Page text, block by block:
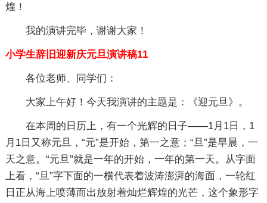
煌！
我的演讲完毕，谢谢大家！
小学生辞旧迎新庆元旦演讲稿11
各位老师、同学们：
大家上午好！今天我演讲的主题是：《迎元旦》。
在本周的日历上，有一个光辉的日子——1月1日，1
月1日又称元旦，“元”是开始，第一之意；“旦”是早晨，一
天之意。“元旦”就是一年的开始，一年的第一天。从字面
上看，“旦”字下面的一横代表着波涛澎湃的海面，一轮红
日正从海上喷薄而出放射着灿烂辉煌的光芒，这个象形字